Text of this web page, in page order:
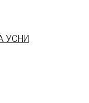
УСНИ